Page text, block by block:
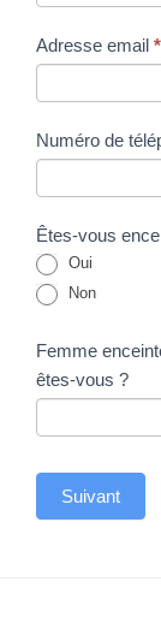
Adresse email *
Numéro de
Êtes-vous
Oui
Non
Femme
êtes-vous ?
Suivant